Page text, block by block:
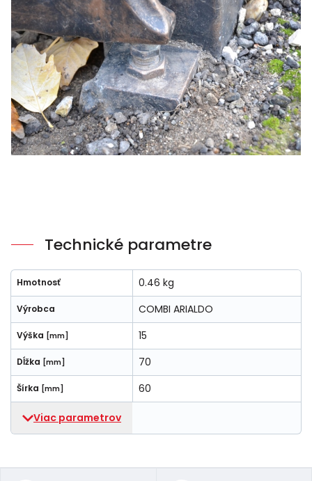
Technické parametre
Hmotnosť 0.46 kg
Výrobca COMBI ARIALDO
Výška [mm] 15
Dĺžka [mm] 70
Šírka [mm] 60
Viac parametrov